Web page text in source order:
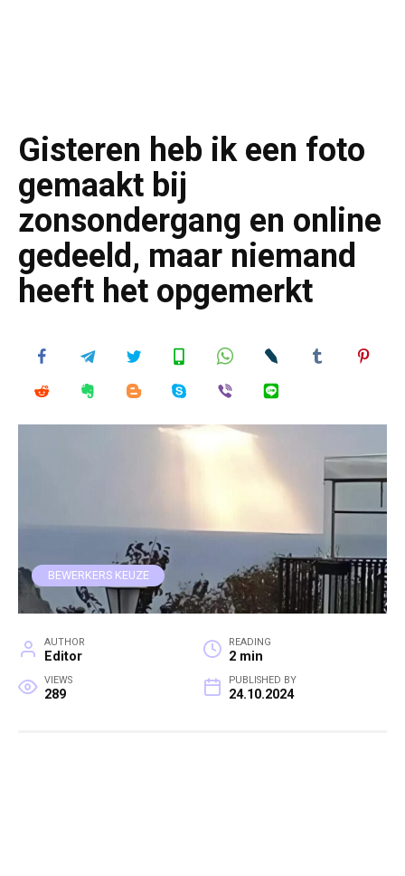
Gisteren heb ik een foto
gemaakt bij
zonsondergang en online
gedeeld, maar niemand
heeft het opgemerkt
BEWERKERS KEUZE
AUTHOR
Editor
READING
2 min
VIEWS
289
PUBLISHED BY
24.10.2024